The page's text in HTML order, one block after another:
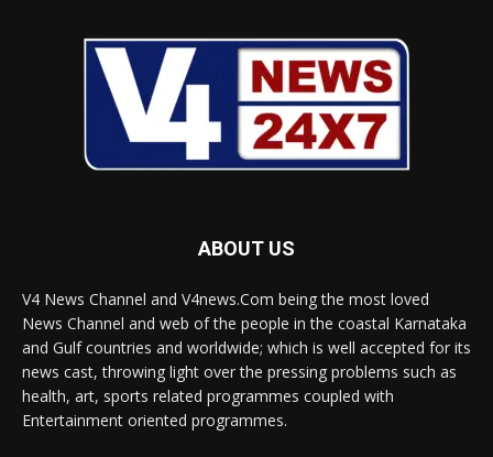
ABOUT US
V4 News Channel and V4news.Com being the most loved
News Channel and web of the people in the coastal Karnataka
and Gulf countries and worldwide; which is well accepted for its
news cast, throwing light over the pressing problems such as
health, art, sports related programmes coupled with
Entertainment oriented programmes.